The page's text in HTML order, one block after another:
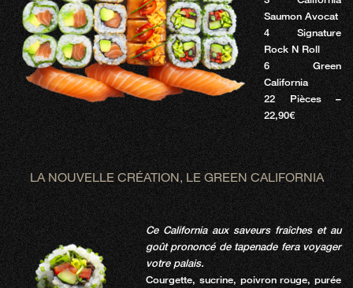
Saumon Avocat
4 Signature
Rock N Roll
6 Green
California
22 Pièces –
22,90€
LA NOUVELLE CRÉATION, LE GREEN CALIFORNIA
Ce California aux saveurs fraîches et au
goût prononcé de tapenade fera voyager
votre palais.
Courgette, sucrine, poivron rouge, purée